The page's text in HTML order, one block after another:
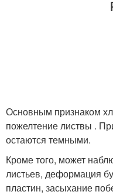
Основным признаком
пожелтение листвы .
остаются темными.
Кроме того, может
листьев, деформация
пластин, засыхание